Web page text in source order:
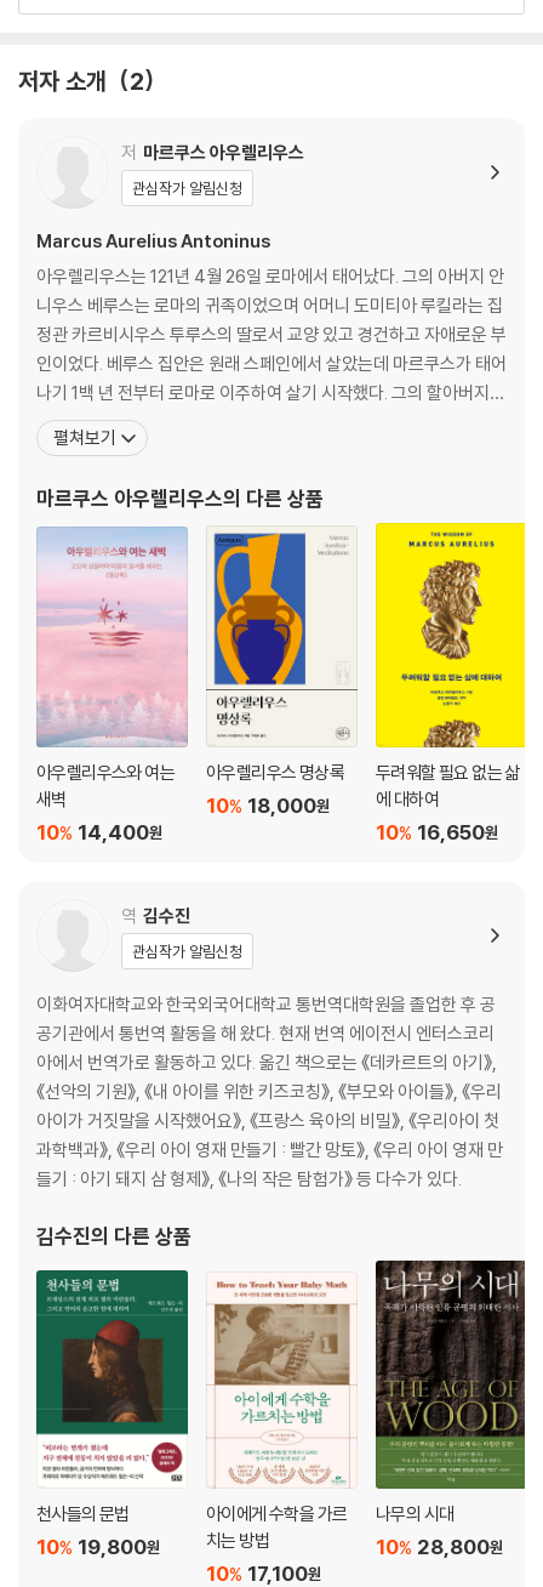
마르쿠스 아우렐리우스 연보 215
저자 소개 2
저 마르쿠스 아우렐리우스
관심작가 알림신청
Marcus Aurelius Antoninus
아우렐리우스는 121년 4월 26일 로마에서 태어났다. 그의 아버지 안
니우스 베루스는 로마의 귀족이었으며 어머니 도미티아 루킬라는 집
정관 카르비시우스 투루스의 딸로서 교양 있고 경건하고 자애로운 부
인이었다. 베루스 집안은 원래 스페인에서 살았는데 마르쿠스가 태어
나기 1백 년 전부터 로마로 이주하여 살기 시작했다. 그의 할아버지
안토니우스 베루스는 총독, 집정관, 원로원 등의 요직을 지냈다. 아우
렐리우스는 여덟 살 때 아버지가 죽자, 할아버지 슬하에서 자랐다. 어
약하여 학교에 다니지 않고 훌륭한 가정교사들로부터
펼쳐보기
마르쿠스 아우렐리우스의 다른 상품
아우렐리우스와 여는
새벽
14,400원
10%
아우렐리우스 명상록
18,000원
10%
두려워할 필요 없는 삶
에 대하여
16,650원
10%
역 김수진
관심작가 알림신청
이화여자대학교와 한국외국어대학교 통번역대학원을 졸업한 후 공
공기관에서 통번역 활동을 해 왔다. 현재 번역 에이전시 엔터스코리
아에서 번역가로 활동하고 있다. 옮긴 책으로는 《데카르트의 아기》,
《선악의 기원》, 《내 아이를 위한 키즈코칭》, 《부모와 아이들》, 《우리
아이가 거짓말을 시작했어요》, 《프랑스 육아의 비밀》, 《우리아이 첫
과학백과》, 《우리 아이 영재 만들기 : 빨간 망토》, 《우리 아이 영재 만
들기 : 아기 돼지 삼 형제》, 《나의 작은 탐험가》 등 다수가 있다.
김수진의 다른 상품
천사들의 문법
19,800원
10%
아이에게 수학을 가르
치는 방법
17,100원
10%
나무의 시대
28,800원
10%